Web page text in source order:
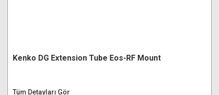
Kenko DG Extension Tube Eos-RF Mount
Tüm Detayları Gör